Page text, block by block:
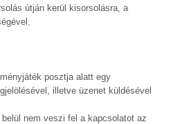
útján kerül kisorsolásra, a
posztja alatt egy
illetve üzenet küldésével
nem veszi fel a kapcsolatot az